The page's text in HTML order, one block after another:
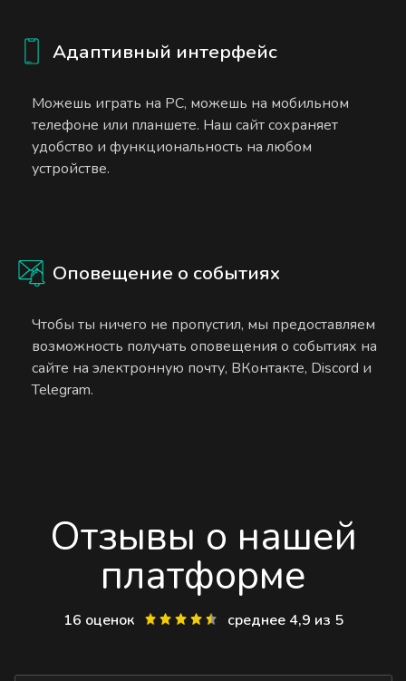
Адаптивный интерфейс
Можешь играть на PC, можешь на мобильном
телефоне или планшете. Наш сайт сохраняет
удобство и функциональность на любом
устройстве.
Оповещение о событиях
Чтобы ты ничего не пропустил, мы предоставляем
возможность получать оповещения о событиях на
сайте на электронную почту, ВКонтакте, Discord и
Telegram.
Отзывы о нашей
платформе
16 оценок среднее 4,9 из 5